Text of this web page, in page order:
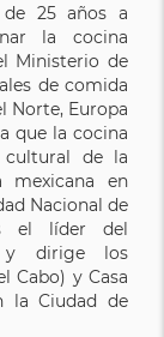
de 25 años a
la cocina
Ministerio de
de comida
Norte, Europa
que la cocina
cultural de la
mexicana en
Nacional de
el líder del
y dirige los
Cabo) y Casa
la Ciudad de